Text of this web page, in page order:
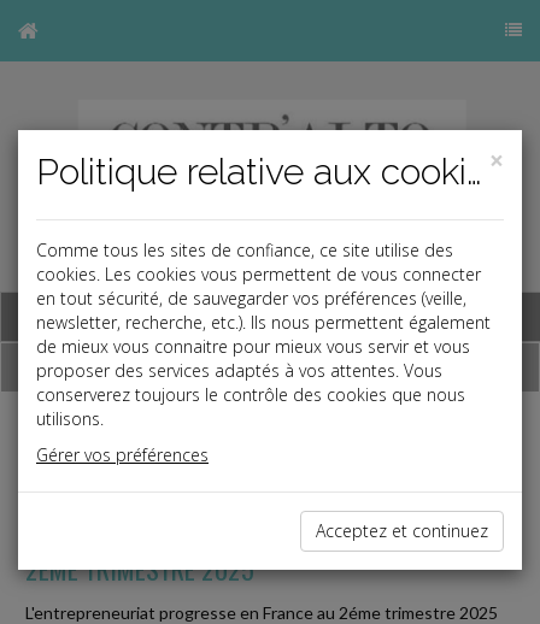
Base documentaire
Dépêches
Vie des affaires
Date: 2025-07-28
ENTREPRENEURIAT DYNAMIQUE EN FRANCE AU
2EME TRIMESTRE 2025
L'entrepreneuriat progresse en France au 2éme trimestre 2025
×
Politique relative aux cookies
Comme tous les sites de confiance, ce site utilise des
cookies. Les cookies vous permettent de vous connecter
en tout sécurité, de sauvegarder vos préférences (veille,
newsletter, recherche, etc.). Ils nous permettent également
de mieux vous connaitre pour mieux vous servir et vous
proposer des services adaptés à vos attentes. Vous
conserverez toujours le contrôle des cookies que nous
utilisons.
Gérer vos préférences
Acceptez et continuez